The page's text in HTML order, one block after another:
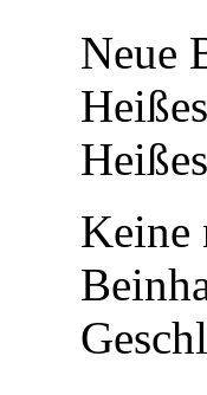
Board
Board
im
Neue
Keine